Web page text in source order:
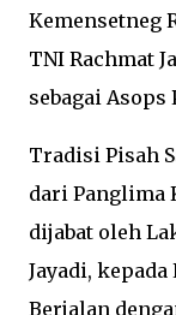
Kemensetneg
TNI Rachmat
sebagai Asops
Tradisi Pisah
dari Panglima
dijabat oleh
Jayadi,
Berjalan